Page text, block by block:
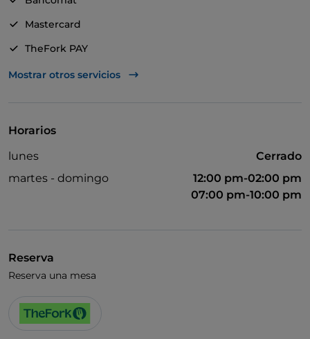
Mastercard
TheFork PAY
UnionPay via TheFork PAY
Mostrar otros servicios
Horarios
lunes
Cerrado
martes - domingo
12:00 pm-02:00 pm
07:00 pm-10:00 pm
Reserva
Reserva una mesa